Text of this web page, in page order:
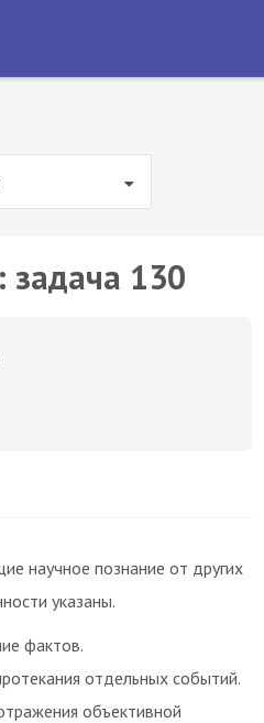
задача 130
научное познание от других
указаны.
фактов.
отдельных событий.
объективной